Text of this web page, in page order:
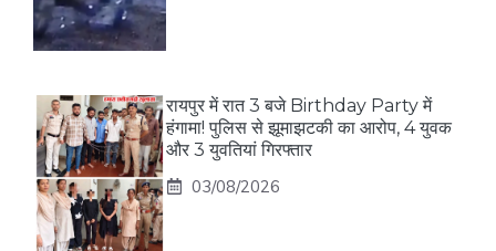
रायपुर में रात 3 बजे Birthday Party में
हंगामा! पुलिस से झूमाझटकी का आरोप, 4 युवक
और 3 युवतियां गिरफ्तार
03/08/2026